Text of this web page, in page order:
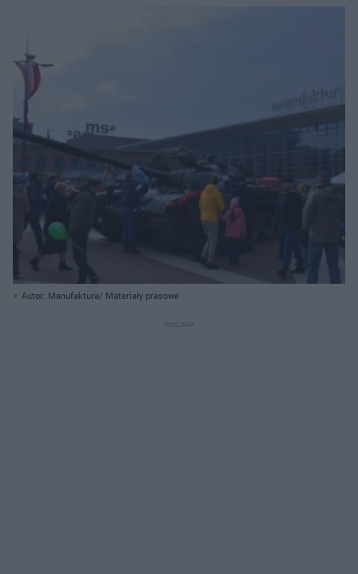
Autor: Manufaktura/ Materiały prasowe